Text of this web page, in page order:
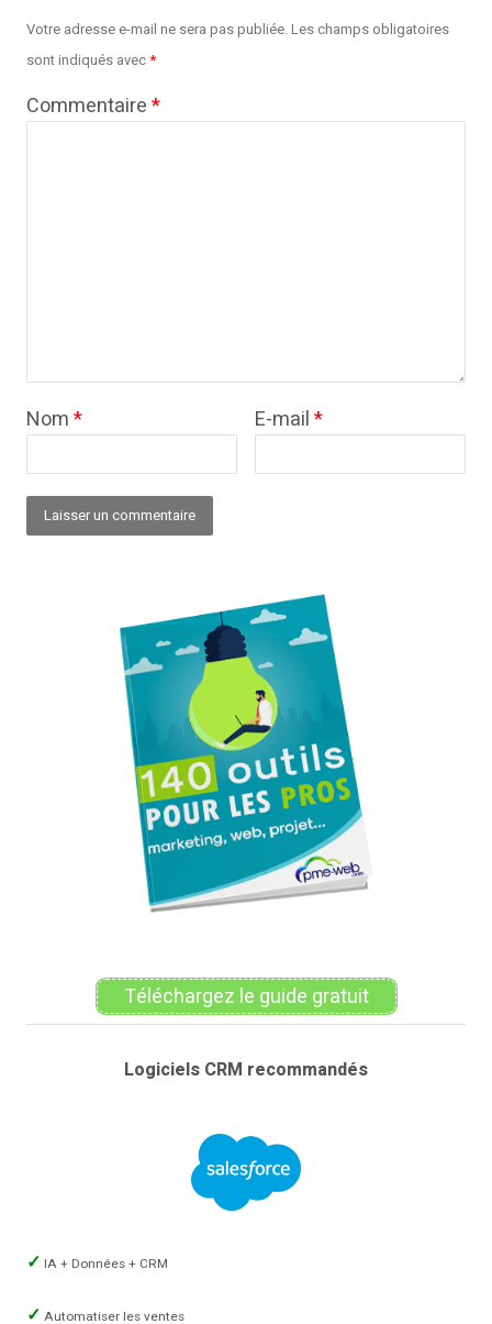
Votre adresse e-mail ne sera pas publiée.Les champs obligatoires
sont indiqués avec*
Commentaire*
Nom* E-mail*
Téléchargez le guide gratuit
Logiciels CRM recommandés
IA + Données + CRM
Automatiser les ventes